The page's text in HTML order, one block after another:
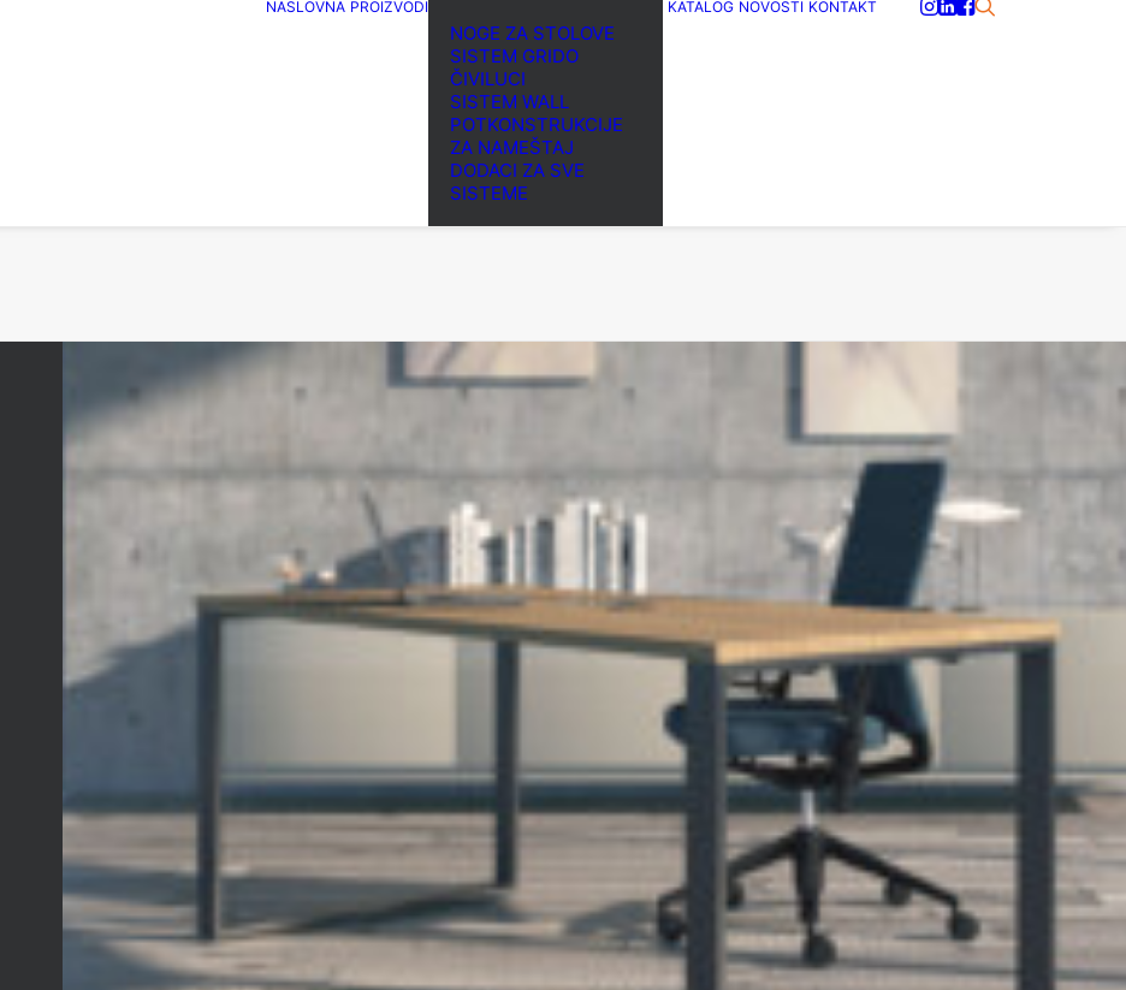
NASLOVNA PROIZVODI
NOGE ZA STOLOVE
SISTEM GRIDO
ČIVILUCI
SISTEM WALL
POTKONSTRUKCIJE
ZA NAMEŠTAJ
DODACI ZA SVE
SISTEME
KATALOG NOVOSTI KONTAKT